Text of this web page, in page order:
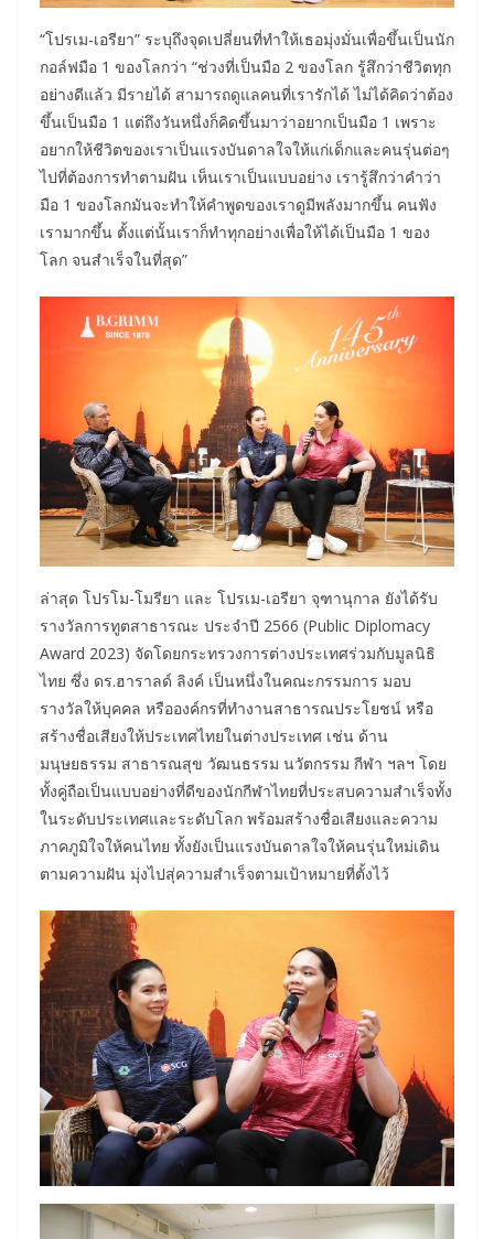
“โปรเม-เอรียา” ระบุถึงจุดเปลี่ยนที่ทำให้เธอมุ่งมั่นเพื่อขึ้นเป็นนัก
กอล์ฟมือ 1 ของโลกว่า “ช่วงที่เป็นมือ 2 ของโลก รู้สึกว่าชีวิตทุก
อย่างดีแล้ว มีรายได้ สามารถดูแลคนที่เรารักได้ ไม่ได้คิดว่าต้อง
ขึ้นเป็นมือ 1 แต่ถึงวันหนึ่งก็คิดขึ้นมาว่าอยากเป็นมือ 1 เพราะ
อยากให้ชีวิตของเราเป็นแรงบันดาลใจให้แก่เด็กและคนรุ่นต่อๆ
ไปที่ต้องการทำตามฝัน เห็นเราเป็นแบบอย่าง เรารู้สึกว่าคำว่า
มือ 1 ของโลกมันจะทำให้คำพูดของเราดูมีพลังมากขึ้น คนฟัง
เรามากขึ้น ตั้งแต่นั้นเราก็ทำทุกอย่างเพื่อให้ได้เป็นมือ 1 ของ
โลก จนสำเร็จในที่สุด”
ล่าสุด โปรโม-โมรียา และ โปรเม-เอรียา จุฑานุกาล ยังได้รับ
รางวัลการทูตสาธารณะ ประจำปี 2566 (Public Diplomacy
Award 2023) จัดโดยกระทรวงการต่างประเทศร่วมกับมูลนิธิ
ไทย ซึ่ง ดร.ฮาราลด์ ลิงค์ เป็นหนึ่งในคณะกรรมการ มอบ
รางวัลให้บุคคล หรือองค์กรที่ทำงานสาธารณประโยชน์ หรือ
สร้างชื่อเสียงให้ประเทศไทยในต่างประเทศ เช่น ด้าน
มนุษยธรรม สาธารณสุข วัฒนธรรม นวัตกรรม กีฬา ฯลฯ โดย
ทั้งคู่ถือเป็นแบบอย่างที่ดีของนักกีฬาไทยที่ประสบความสำเร็จทั้ง
ในระดับประเทศและระดับโลก พร้อมสร้างชื่อเสียงและความ
ภาคภูมิใจให้คนไทย ทั้งยังเป็นแรงบันดาลใจให้คนรุ่นใหม่เดิน
ตามความฝัน มุ่งไปสุ่ความสำเร็จตามเป้าหมายที่ตั้งไว้